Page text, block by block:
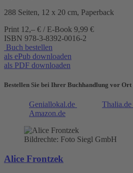
288 Seiten, 12 x 20 cm, Paperback
Print 12,– € / E-Book 9,99 €
ISBN 978-3-8392-0016-2
Buch bestellen
als ePub downloaden
als PDF downloaden
Bestellen Sie bei Ihrer Buchhandlung vor
Geniallokal.de Thalia.de
Amazon.de
Bildrechte: Foto Siegl GmbH
Alice Frontzek